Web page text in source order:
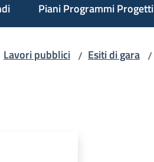
Piani Programmi Progetti
Lavori pubblici / Esiti di gara /